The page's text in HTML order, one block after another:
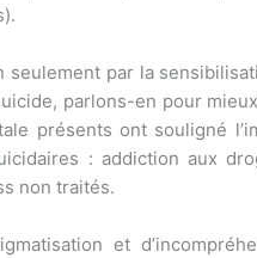
seulement par la
parlons-en pour
présents ont souligné
: addiction aux
non traités.
et